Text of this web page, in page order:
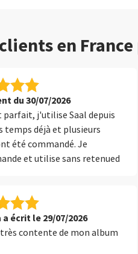
en
du 30/07/2026
parfait, j'utilise Saal depuis
temps déjà et plusieurs
été commandé. Je
et utilise sans retenued
écrit le 29/07/2026
contente de mon album